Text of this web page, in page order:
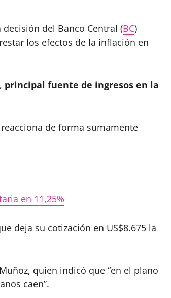
del Banco Central (BC)
los efectos de la inflación en
principal fuente de ingresos en la
de forma sumamente
en 11,25%
deja su cotización en US$8.675 la
quien indicó que “en el plano
caen”.